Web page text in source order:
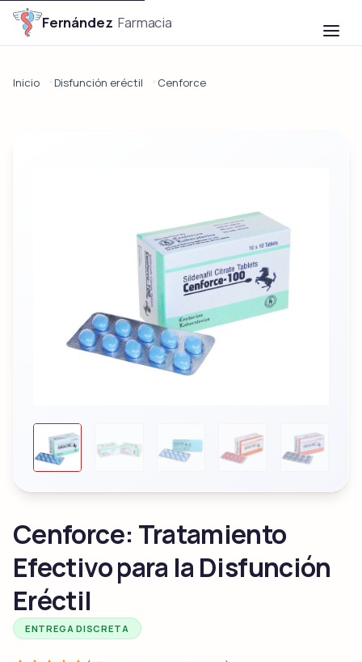
Fernández Farmacia
Inicio Disfunción eréctil Cenforce
Cenforce: Tratamiento
Efectivo para la Disfunción
Eréctil
ENTREGA DISCRETA